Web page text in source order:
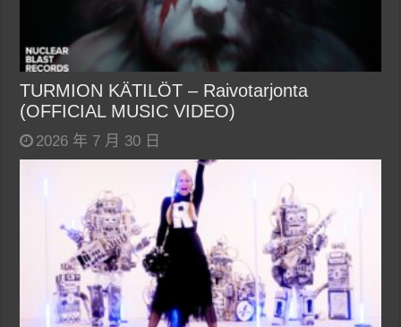
TURMION KÄTILÖT – Raivotarjonta
(OFFICIAL MUSIC VIDEO)
2026 年 7 月 30 日